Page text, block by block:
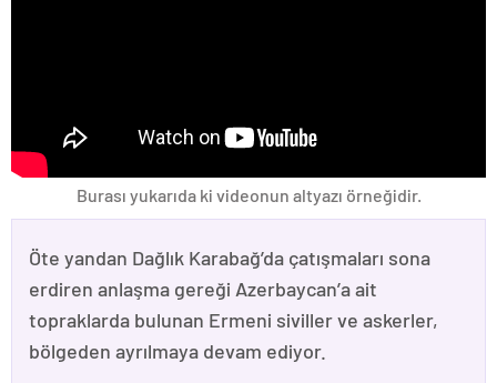
Burası yukarıda ki videonun altyazı örneğidir.
Öte yandan Dağlık Karabağ’da çatışmaları sona
erdiren anlaşma gereği Azerbaycan’a ait
topraklarda bulunan Ermeni siviller ve askerler,
bölgeden ayrılmaya devam ediyor.